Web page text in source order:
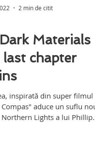
last chapter
inspirată din super filmul
aduce un suflu
Lights a lui Phillip
2 min de citit